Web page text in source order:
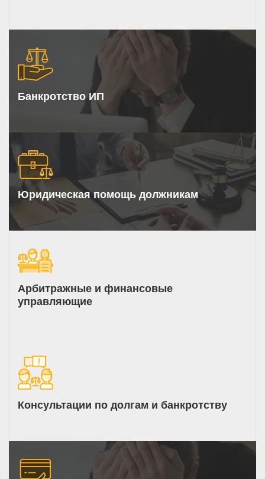
Банкротство ИП
Юридическая помощь должникам
Арбитражные и финансовые
управляющие
Консультации по долгам и банкротству